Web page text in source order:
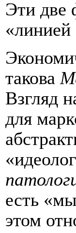
Эти две
«линией
такова
Взгляд
для
есть
этом